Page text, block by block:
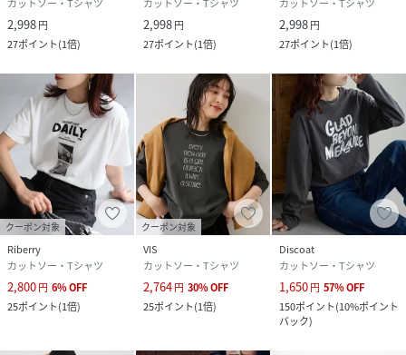
※濡れた状態で他の洗濯物を重ね合わさないでください。
※漂白剤および漂白剤入りの洗剤のご使用はお避け下さい。
ください。また、つけおき洗いはお避けください。
※プリント部分へ直接のアイロンはお避け下さい。
※商品の梱包には細心の注意を払っていますが、通販の特性
上、到着時に畳みシワがついている可能性がございます。予
めご了承ください。
※白系のTシャツをご着用の際には淡色のインナーの着用を
推奨しております。
※詳しいお手入れ方法は商品タグをご参照ください。
※撮影時のライティング、太陽光、ご覧になっているモニタ
ー・PC環境により、実際の商品と色味が異なって見える場合
がございます。予めご了承をお願い致します。
カットソー・Tシャツ
2,998円
27ポイント(1倍)
カットソー・Tシャツ
2,998円
27ポイント(1倍)
カットソー・Tシャツ
2,998円
27ポイント(1倍)
クーポン対象
Riberry
カットソー・Tシャツ
2,800円 6%OFF
25ポイント(1倍)
クーポン対象
VIS
カットソー・Tシャツ
2,764円 30%OFF
25ポイント(1倍)
Discoat
カットソー・Tシャツ
1,650円 57%OFF
150ポイント(10%ポイント
バック)